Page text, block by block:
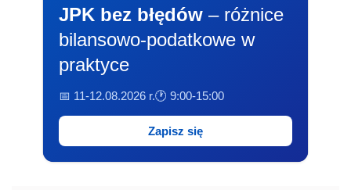
JPK bez błędów – różnice
bilansowo-podatkowe w
praktyce
📅 11-12.08.2026 r.🕐 9:00-15:00
Zapisz się